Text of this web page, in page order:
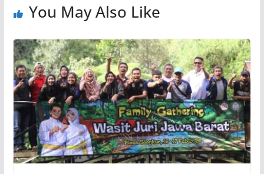
You May Also Like